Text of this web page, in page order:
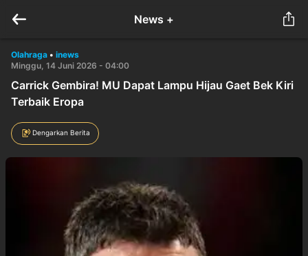
News +
Olahraga • inews
Minggu, 14 Juni 2026 - 04:00
Carrick Gembira! MU Dapat Lampu Hijau Gaet Bek Kiri
Terbaik Eropa
Dengarkan Berita